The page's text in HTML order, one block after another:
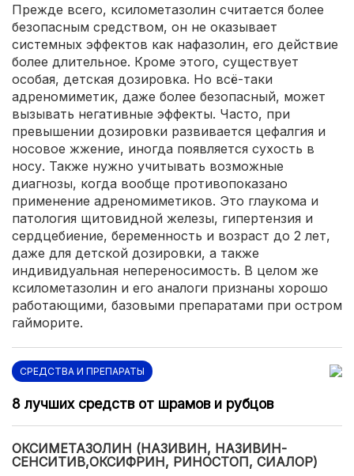
Прежде всего, ксилометазолин считается более
безопасным средством, он не оказывает
системных эффектов как нафазолин, его действие
более длительное. Кроме этого, существует
особая, детская дозировка. Но всё-таки
адреномиметик, даже более безопасный, может
вызывать негативные эффекты. Часто, при
превышении дозировки развивается цефалгия и
носовое жжение, иногда появляется сухость в
носу. Также нужно учитывать возможные
диагнозы, когда вообще противопоказано
применение адреномиметиков. Это глаукома и
патология щитовидной железы, гипертензия и
сердцебиение, беременность и возраст до 2 лет,
даже для детской дозировки, а также
индивидуальная непереносимость. В целом же
ксилометазолин и его аналоги признаны хорошо
работающими, базовыми препаратами при остром
гайморите.
СРЕДСТВА И ПРЕПАРАТЫ
8 лучших средств от шрамов и рубцов
ОКСИМЕТАЗОЛИН (НАЗИВИН, НАЗИВИН-
СЕНСИТИВ,ОКСИФРИН, РИНОСТОП, СИАЛОР)